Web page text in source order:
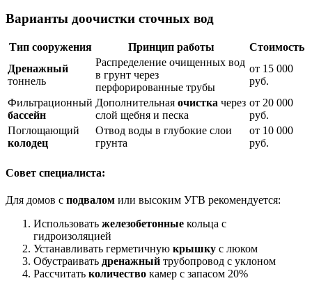
Варианты доочистки сточных вод
Тип сооружения Принцип работы
Стоимость
Дренажный
тоннель
Распределение очищенных вод
в грунт через
перфорированные трубы
от 15 000
руб.
Фильтрационный
бассейн
Дополнительная очистка через
слой щебня и песка
от 20 000
руб.
Поглощающий
колодец
Отвод воды в глубокие слои
грунта
от 10 000
руб.
Совет специалиста:
Для домов с подвалом или высоким УГВ рекомендуется:
Использовать железобетонные кольца с
гидроизоляцией
Устанавливать герметичную крышку с люком
Обустраивать дренажный трубопровод с уклоном
Рассчитать количество камер с запасом 20%